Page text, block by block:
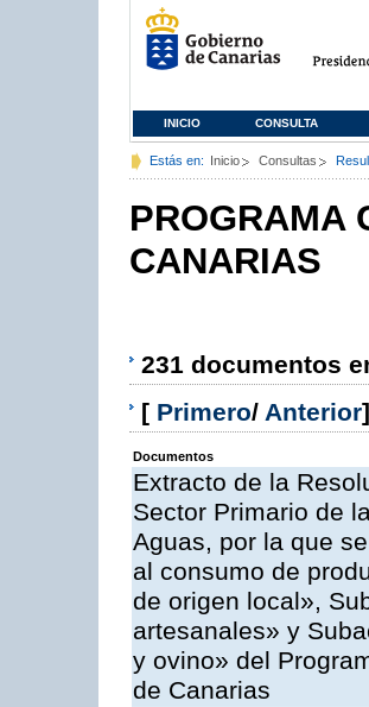
INICIO CONSULTA
Estás en: Inicio Consultas
PROGRAMA
CANARIAS
231 documentos
[ Primero/ Anterior]
Documentos
Extracto de la
Sector Primario de
Aguas, por la que
al consumo de
de origen local»,
artesanales» y
y ovino» del
de Canarias